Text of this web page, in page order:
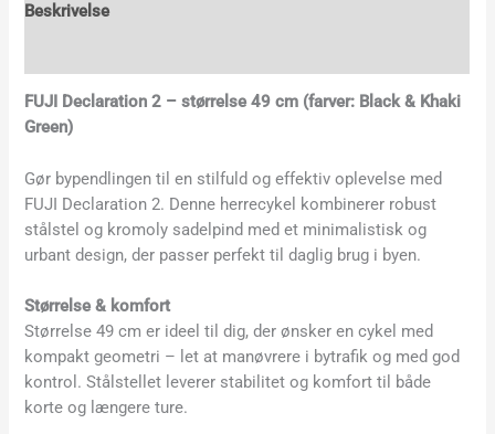
Beskrivelse
FUJI Declaration 2 – størrelse 49 cm (farver: Black & Khaki
Green)
Gør bypendlingen til en stilfuld og effektiv oplevelse med
FUJI Declaration 2. Denne herrecykel kombinerer robust
stålstel og kromoly sadelpind med et minimalistisk og
urbant design, der passer perfekt til daglig brug i byen.
Størrelse & komfort
Størrelse 49 cm er ideel til dig, der ønsker en cykel med
kompakt geometri – let at manøvrere i bytrafik og med god
kontrol. Stålstellet leverer stabilitet og komfort til både
korte og længere ture.